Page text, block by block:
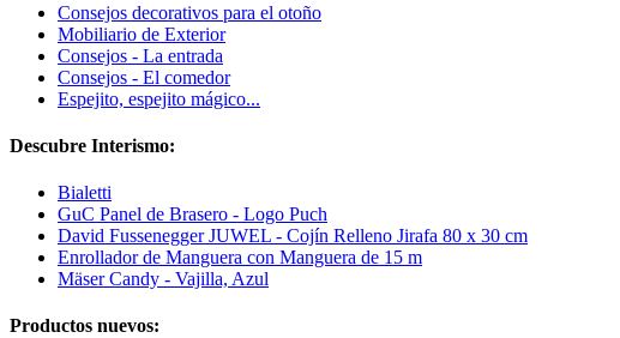
Consejos decorativos para el otoño
Mobiliario de Exterior
Consejos - La entrada
Consejos - El comedor
Espejito, espejito mágico...
Descubre Interismo:
Bialetti
GuC Panel de Brasero - Logo Puch
David Fussenegger JUWEL - Cojín Relleno Jirafa 80 x 30 cm
Enrollador de Manguera con Manguera de 15 m
Mäser Candy - Vajilla, Azul
Productos nuevos: